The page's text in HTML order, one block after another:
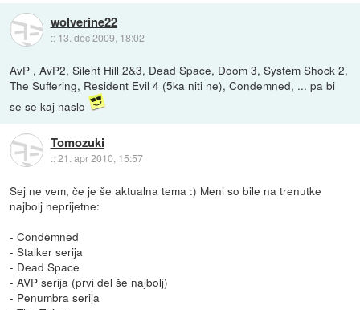
wolverine22
:: 13. dec 2009, 18:02
AvP , AvP2, Silent Hill 2&3, Dead Space, Doom 3, System Shock 2,
The Suffering, Resident Evil 4 (5ka niti ne), Condemned, ... pa bi
se se kaj naslo
Tomozuki
::21. apr 2010, 15:57
Sej ne vem, če je še aktualna tema :) Meni so bile na trenutke
najbolj neprijetne:
- Condemned
- Stalker serija
- Dead Space
- AVP serija (prvi del še najbolj)
- Penumbra serija